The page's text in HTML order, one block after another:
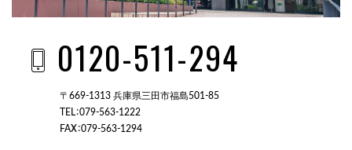
0120-511-294
〒669-1313 兵庫県三田市福島501-85
TEL：079-563-1222
FAX：079-563-1294